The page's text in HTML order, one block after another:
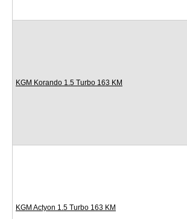
KGM Korando 1.5 Turbo 163 KM
KGM Actyon 1.5 Turbo 163 KM